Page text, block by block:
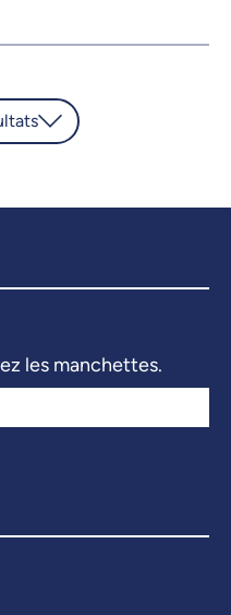
les manchettes.